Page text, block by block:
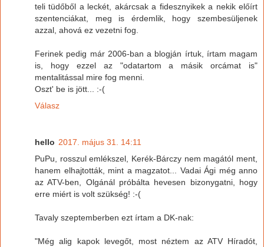
teli tüdőből a leckét, akárcsak a fidesznyikek a nekik előírt
szentenciákat, meg is érdemlik, hogy szembesüljenek
azzal, ahová ez vezetni fog.
Ferinek pedig már 2006-ban a blogján írtuk, írtam magam
is, hogy ezzel az "odatartom a másik orcámat is"
mentalitással mire fog menni.
Oszt' be is jött... :-(
Válasz
hello 2017. május 31. 14:11
PuPu, rosszul emlékszel, Kerék-Bárczy nem magától ment,
hanem elhajtották, mint a magzatot... Vadai Ági még anno
az ATV-ben, Olgánál próbálta hevesen bizonygatni, hogy
erre miért is volt szükség! :-(
Tavaly szeptemberben ezt írtam a DK-nak:
"Még alig kapok levegőt, most néztem az ATV Híradót,